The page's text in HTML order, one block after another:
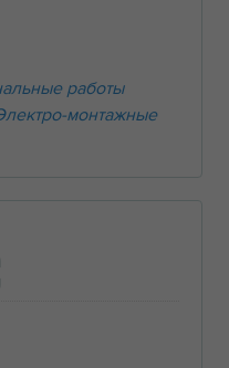
работы
монтажные